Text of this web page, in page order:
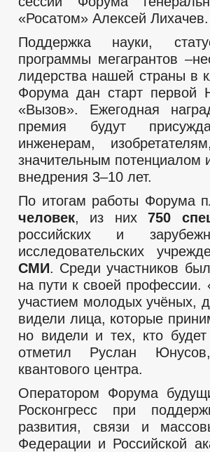
«Росатом» Алексей Лихачев.
Поддержка науки,
программы мегагрантов
лидерства нашей страны в
Форума дан старт первой
«Вызов». Ежегодная
премия будут
инженерам,
значительным потенциалом
внедрения 3–10 лет.
По итогам работы Форума
человек, из них750
российских и
исследовательских
СМИ. Среди участников
на пути к своей
участием молодых учёных,
видели лица, которые
но видели и тех, кто
отметил Руслан Юнусов,
квантового центра.
Оператором Форума
Росконгресс при
развития, связи и
Федерации и Российской